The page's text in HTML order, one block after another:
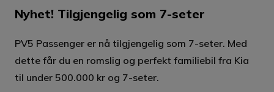
Ladetid
10-80%: 30 min.
Bagasjeromsvolum
1320 liter
Tilhengervekt
Nyhet! Tilgjengelig som 7-seter
PV5 Passenger er nå tilgjengelig som 7-seter. Med
dette får du en romslig og perfekt familiebil fra Kia
til under 500.000 kr og 7-seter.